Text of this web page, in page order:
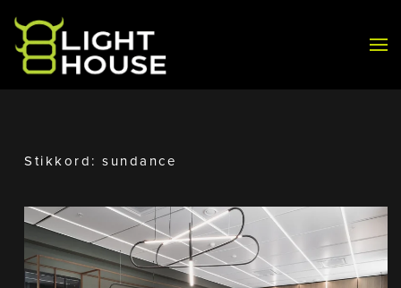
Skip to main content
Stikkord: sundance